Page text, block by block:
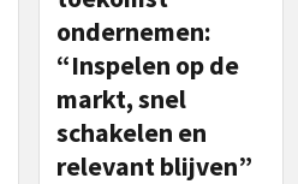
ondernemen:
“Inspelen op de
markt, snel
schakelen en
relevant blijven”